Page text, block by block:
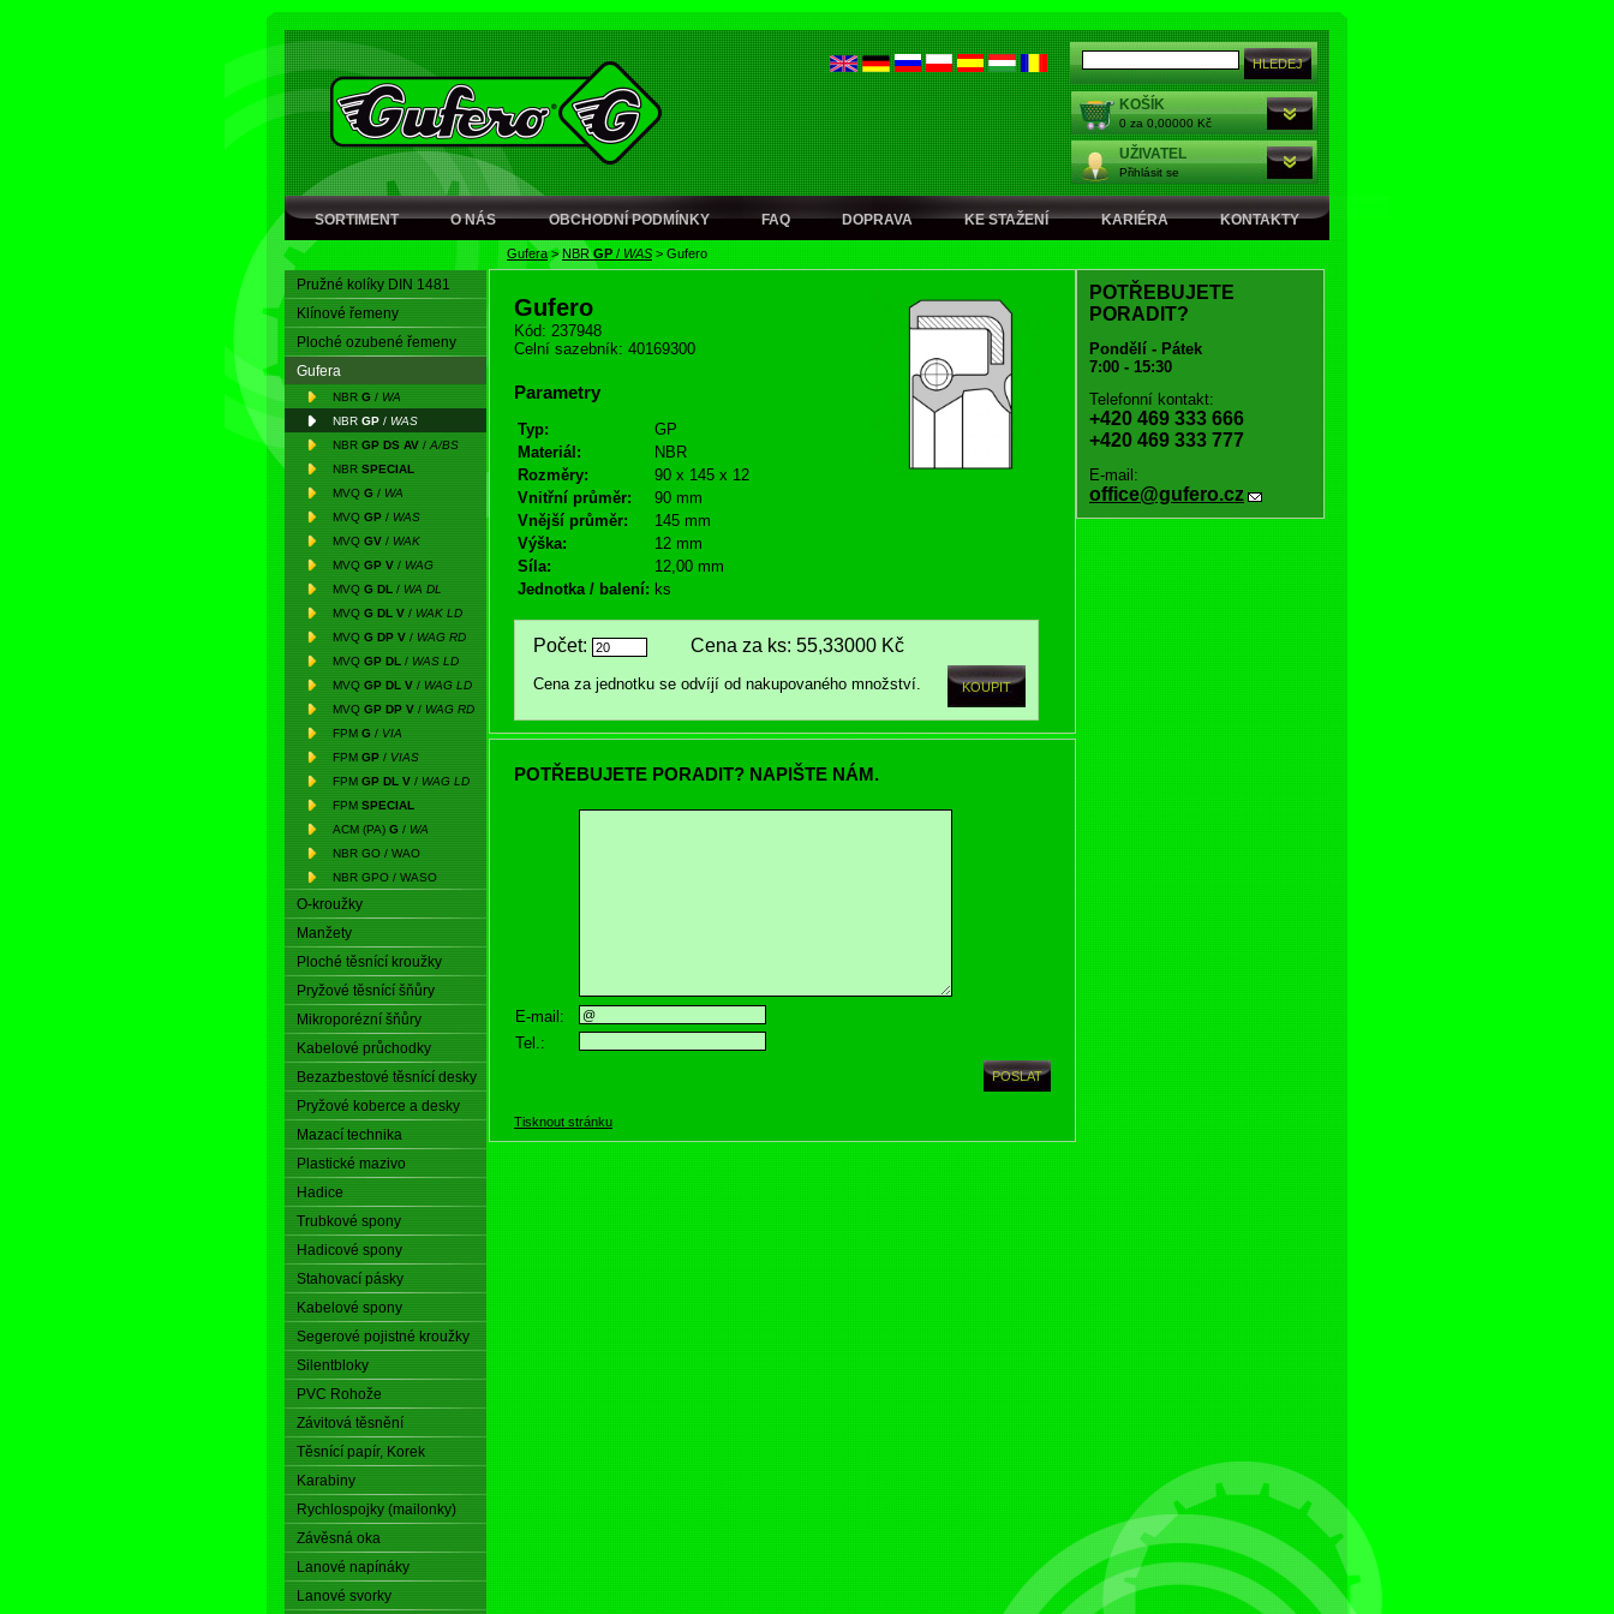
KOŠÍK
0 za 0,00000 Kč
UŽIVATEL
Přihlásit se
SORTIMENT O NÁS OBCHODNÍ PODMÍNKY FAQ DOPRAVA KE STAŽENÍ KARIÉRA KONTAKTY
Gufera> NBRGP / WAS > Gufero
Pružné kolíky DIN 1481
Klínové řemeny
Ploché ozubené řemeny
Gufera
NBR G / WA
NBR GP / WAS
NBR GP DS AV / A/BS
NBR SPECIAL
MVQ G / WA
MVQ GP / WAS
MVQ GV / WAK
MVQ GP V / WAG
MVQ G DL / WA DL
MVQ G DL V / WAK LD
MVQ G DP V / WAG RD
MVQ GP DL / WAS LD
MVQ GP DL V / WAG LD
MVQ GP DP V / WAG RD
FPM G / VIA
FPM GP / VIAS
FPM GP DL V / WAG LD
FPM SPECIAL
ACM (PA) G / WA
NBR GO / WAO
NBR GPO / WASO
O-kroužky
Manžety
Ploché těsnící kroužky
Pryžové těsnící šňůry
Mikroporézní šňůry
Kabelové průchodky
Bezazbestové těsnící desky
Pryžové koberce a desky
Mazací technika
Plastické mazivo
Hadice
Trubkové spony
Hadicové spony
Stahovací pásky
Kabelové spony
Segerové pojistné kroužky
Silentbloky
PVC Rohože
Závitová těsnění
Těsnící papír, Korek
Karabiny
Rychlospojky (mailonky)
Závěsná oka
Lanové napínáky
Lanové svorky
Gufero
Kód: 237948
Celní sazebník: 40169300
Parametry
Typ:
GP
Materiál:
NBR
Rozměry:
90 x 145 x 12
Vnitřní průměr:
90 mm
Vnější průměr:
145 mm
Výška:
12 mm
Síla:
12,00 mm
Jednotka / balení: ks
Počet: Cena za ks: 55,33000 Kč
Cena za jednotku se odvíjí od nakupovaného množství.
POTŘEBUJETE PORADIT? NAPIŠTE NÁM.
E-mail:
Tel.:
Tisknout stránku
POTŘEBUJETE
PORADIT?
Pondělí - Pátek
7:00 - 15:30
Telefonní kontakt:
+420 469 333 666
+420 469 333 777
E-mail:
office@gufero.cz